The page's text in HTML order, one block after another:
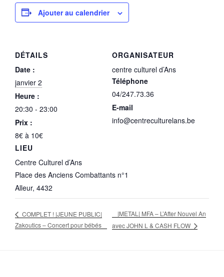
Ajouter au calendrier
DÉTAILS
Date :
janvier 2
Heure :
20:30 - 23:00
Prix :
8€ à 10€
LIEU
Centre Culturel d’Ans
Place des Anciens Combattants n°1
Alleur, 4432
ORGANISATEUR
centre culturel d’Ans
Téléphone
04/247.73.36
E-mail
info@centreculturelans.be
COMPLET ! |JEUNE PUBLIC|
Zakoutics – Concert pour bébés
|METAL| MFA – L’After Nouvel An
avec JOHN L & CASH FLOW